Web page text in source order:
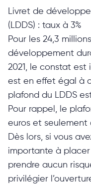
Livret de
(LDDS) : taux à 3%
Pour les 24,3
développement
2021, le constat est
est en effet égal à
plafond du LDDS
Pour rappel, le
euros et seulement
Dès lors, si vous
importante à
prendre aucun
privilégier